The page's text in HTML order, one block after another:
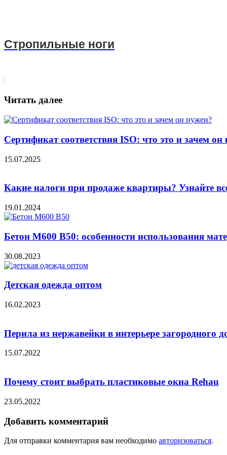
Стропильные ноги
Читать далее
Сертификат соответствия ISO: что это и зачем он
15.07.2025
Какие налоги при продаже квартиры? Узнайте
19.01.2024
Бетон М600 В50: особенности использования
30.08.2023
Детская одежда оптом
16.02.2023
Перила из нержавейки в интерьере загородного
15.07.2022
Почему стоит выбрать пластиковые окна Rehau
23.05.2022
Добавить комментарий
Для отправки комментария вам необходимо авторизоваться.